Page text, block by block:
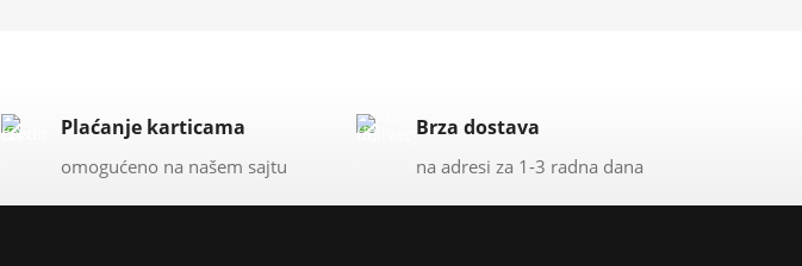
Plaćanje karticama
omogućeno na našem sajtu
Brza dostava
na adresi za 1-3 radna dana